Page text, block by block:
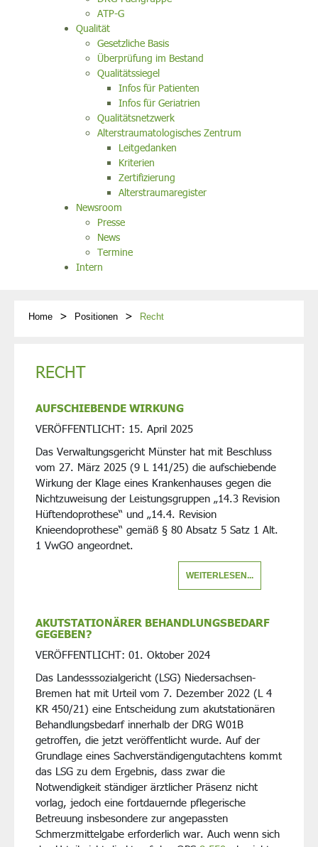
ATP-G
Qualität
Gesetzliche Basis
Überprüfung im Bestand
Qualitätssiegel
Infos für Patienten
Infos für Geriatrien
Qualitätsnetzwerk
Alterstraumatologisches Zentrum
Leitgedanken
Kriterien
Zertifizierung
Alterstraumaregister
Newsroom
Presse
News
Termine
Intern
Home Positionen Recht
RECHT
AUFSCHIEBENDE WIRKUNG
VERÖFFENTLICHT: 15. April 2025
Das Verwaltungsgericht Münster hat mit Beschluss
vom 27. März 2025 (9 L 141/25) die aufschiebende
Wirkung der Klage eines Krankenhauses gegen die
Nichtzuweisung der Leistungsgruppen „14.3 Revision
Hüftendoprothese“ und „14.4. Revision
Knieendoprothese“ gemäß § 80 Absatz 5 Satz 1 Alt.
1 VwGO angeordnet.
WEITERLESEN...
AKUTSTATIONÄRER BEHANDLUNGSBEDARF
GEGEBEN?
VERÖFFENTLICHT: 01. Oktober 2024
Das Landesssozialgericht (LSG) Niedersachsen-
Bremen hat mit Urteil vom 7. Dezember 2022 (L 4
KR 450/21) eine Entscheidung zum akutstationären
Behandlungsbedarf innerhalb der DRG W01B
getroffen, die jetzt veröffentlicht wurde. Auf der
Grundlage eines Sachverständigengutachtens kommt
das LSG zu dem Ergebnis, dass zwar die
Notwendigkeit ständiger ärztlicher Präsenz nicht
vorlag, jedoch eine fortdauernde pflegerische
Betreuung insbesondere zur angepassten
Schmerzmittelgabe erforderlich war. Auch wenn sich